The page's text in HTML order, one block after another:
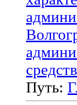
Путь: